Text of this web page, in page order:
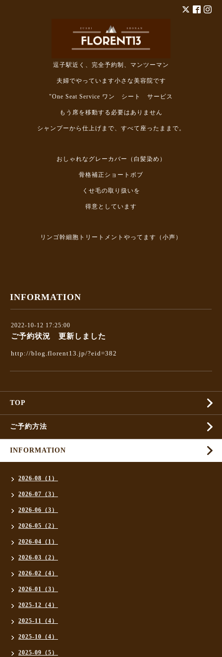
逗子駅近く、完全予約制、マンツーマン
夫婦でやっています小さな美容院です
"One Seat Service ワン シート サービス
もう席を移動する必要はありません
シャンプーから仕上げまで、すべて座ったままで。
おしゃれなグレーカバー（白髪染め）
骨格補正ショートボブ
くせ毛の取り扱いを
得意としています
リンゴ幹細胞トリートメントやってます（小声）
INFORMATION
2022-10-12 17:25:00
ご予約状況 更新しました
http://blog.florent13.jp/?eid=382
TOP
ご予約方法
INFORMATION
2026-08（1）
2026-07（3）
2026-06（3）
2026-05（2）
2026-04（1）
2026-03（2）
2026-02（4）
2026-01（3）
2025-12（4）
2025-11（4）
2025-10（4）
2025-09（5）